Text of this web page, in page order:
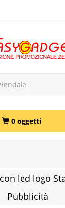
0 oggetti
led logo
Pubblicità